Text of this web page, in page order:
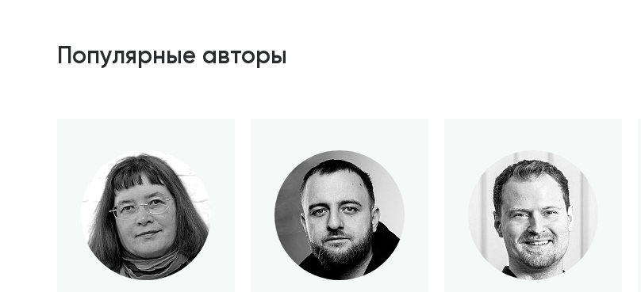
Популярные авторы